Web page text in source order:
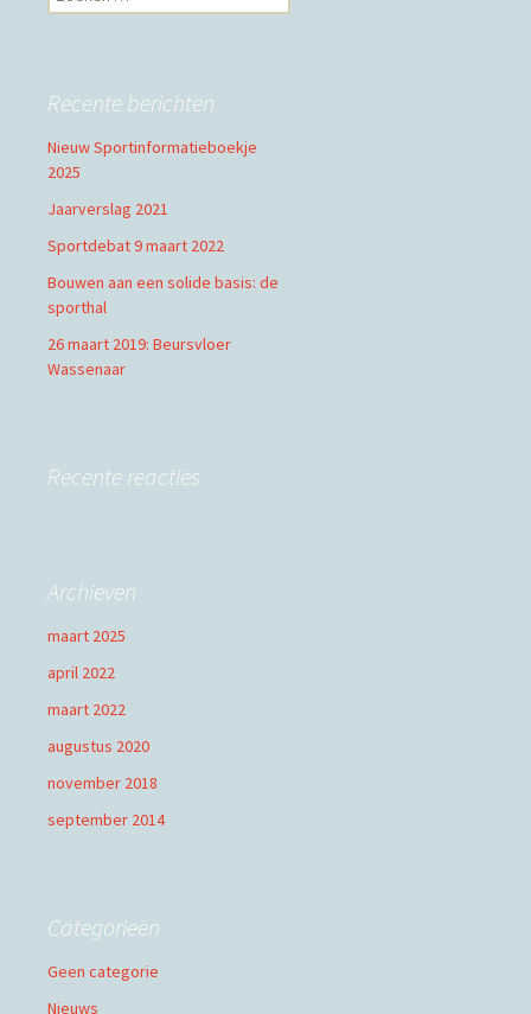
naar:
Recente berichten
Nieuw Sportinformatieboekje
2025
Jaarverslag 2021
Sportdebat 9 maart 2022
Bouwen aan een solide basis: de
sporthal
26 maart 2019: Beursvloer
Wassenaar
Recente reacties
Archieven
maart 2025
april 2022
maart 2022
augustus 2020
november 2018
september 2014
Categorieën
Geen categorie
Nieuws